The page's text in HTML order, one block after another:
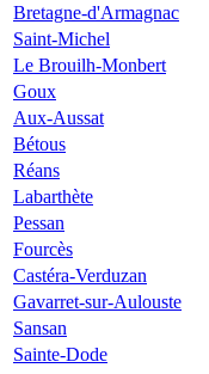
Bretagne-d'Armagnac
Saint-Michel
Le Brouilh-Monbert
Goux
Aux-Aussat
Bétous
Réans
Labarthète
Pessan
Fourcès
Castéra-Verduzan
Gavarret-sur-Aulouste
Sansan
Sainte-Dode